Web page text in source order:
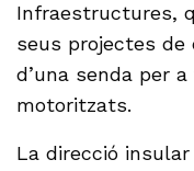
Infraestructures,
seus projectes de
d’una senda per
motoritzats.
La direcció